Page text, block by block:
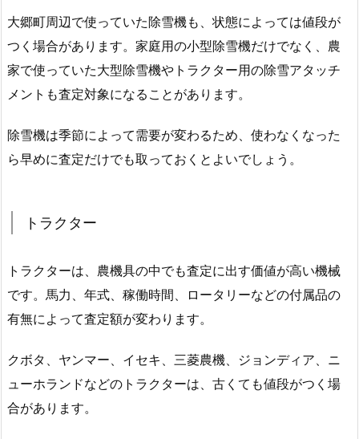
大郷町周辺で使っていた除雪機も、状態によっては値段が
つく場合があります。家庭用の小型除雪機だけでなく、農
家で使っていた大型除雪機やトラクター用の除雪アタッチ
メントも査定対象になることがあります。
除雪機は季節によって需要が変わるため、使わなくなった
ら早めに査定だけでも取っておくとよいでしょう。
トラクター
トラクターは、農機具の中でも査定に出す価値が高い機械
です。馬力、年式、稼働時間、ロータリーなどの付属品の
有無によって査定額が変わります。
クボタ、ヤンマー、イセキ、三菱農機、ジョンディア、ニ
ューホランドなどのトラクターは、古くても値段がつく場
合があります。